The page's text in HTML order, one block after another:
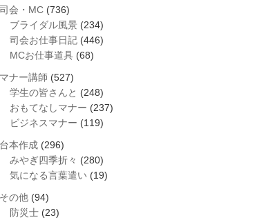
司会・MC(736)
ブライダル風景(234)
司会お仕事日記(446)
MCお仕事道具(68)
マナー講師 (527)
学生の皆さんと (248)
おもてなしマナー (237)
ビジネスマナー (119)
台本作成(296)
みやぎ四季折々 (280)
気になる言葉遣い (19)
その他(94)
防災士(23)